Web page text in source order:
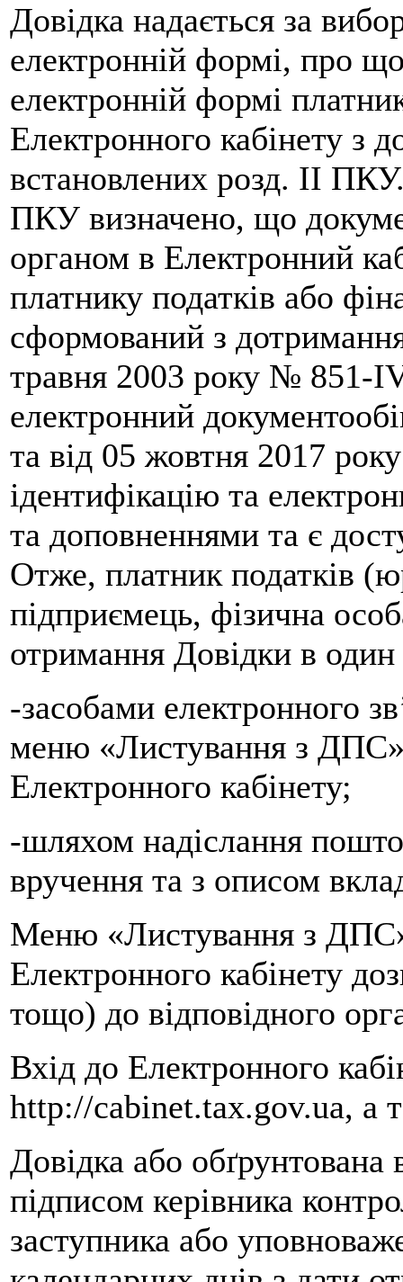
Довідка надається за
електронній формі, про
електронній формі
Електронного кабінету з
встановлених розд. II
ПКУ визначено, що
органом в Електронний
платнику податків або
сформований з
травня 2003 року № 851-
електронний
та від 05 жовтня 2017
ідентифікацію та
та доповненнями та є
Отже, платник податків
підприємець, фізична
отримання Довідки в один
-засобами електронного
меню «Листування з ДПС»
Електронного кабiнету;
-шляхом надіслання
вручення та з описом
Меню «Листування з
Електронного кабiнету
тощо) до відповідного
Вхід до Електронного
http://cabinet.tax.gov.ua, а
Довідка або обґрунтована
підписом керівника
заступника або